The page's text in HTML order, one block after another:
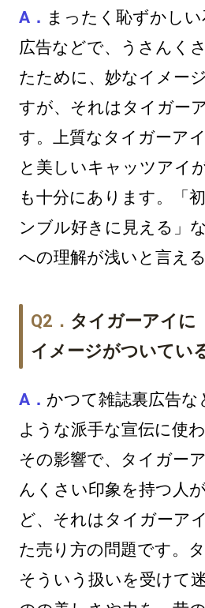
まったく恥ずかし
広告などで、うさんく
たために、妙なイメー
すが、それはタイガー
す。上質なタイガーア
と美しいキャッツアイ
も十分にあります。「
ンブル好きに見える」
への理解が浅いと言え
タイガーアイに
イメージがついてい
かつて雑誌裏広告な
ような派手な宣伝に使
その影響で、タイガー
んくさい印象を持つ人
ど、それはタイガーア
た売り方の問題です。
そういう扱いを受けて